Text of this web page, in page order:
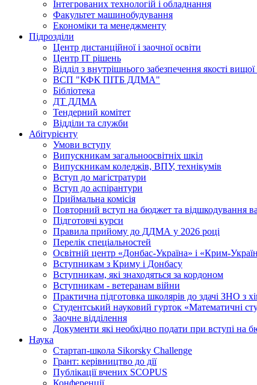
Інтегрованих технологій і обладнання
Факультет машинобудування
Економіки та менеджменту
Підрозділи
Центр дистанційної і заочної освіти
Центр ІТ рішень
Відділ з внутрішнього забезпечення якості вищої
ВСП "КФК ПІТБ ДДМА"
Бібліотека
ДТ ДДМА
Тендерний комітет
Відділи та служби
Абітурієнту
Умови вступу
Випускникам загальноосвітніх шкіл
Випускникам коледжів, ВПУ, технікумів
Вступ до магістратури
Вступ до аспірантури
Приймальна комісія
Повторний вступ на бюджет та відшкодування
Підготовчі курси
Правила прийому до ДДМА у 2026 році
Перелік спеціальностей
Освітній центр «Донбас-Україна» і «Крим-
Вступникам з Криму і Донбасу
Вступникам, які знаходяться за кордоном
Вступникам - ветеранам війни
Практична підготовка школярів до здачі ЗНО з
Студентський науковий гурток «Математичні
Заочне відділення
Документи які необхідно подати при вступі на
Наука
Стартап-школа Sikorsky Challenge
Грант: керівництво до дії
Публікації вчених SCOPUS
Конференції